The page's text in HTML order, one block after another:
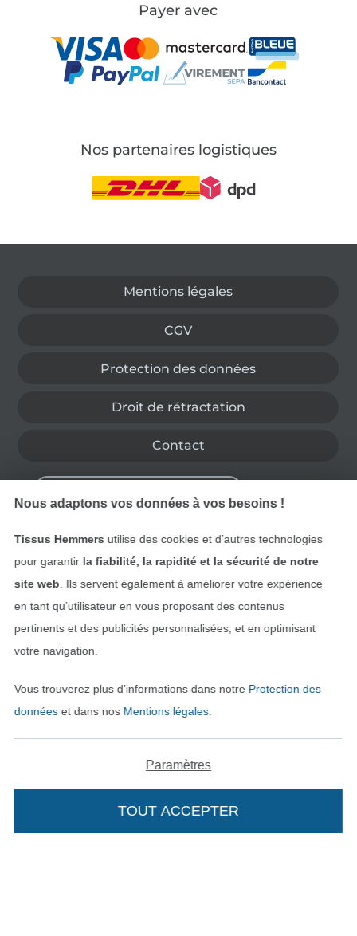
Payer avec
Nos partenaires logistiques
Mentions légales
CGV
Protection des données
Droit de rétractation
Contact
Trouvez plus d’idées
Deutsch
Nederlands
Passer à la boutique
Nous adaptons vos données à vos besoins !
Tissus Hemmers utilise des cookies et d’autres technologies
pour garantir la fiabilité, la rapidité et la sécurité de notre
site web . Ils servent également à améliorer votre expérience
en tant qu’utilisateur en vous proposant des contenus
pertinents et des publicités personnalisées, et en optimisant
votre navigation.
Vous trouverez plus d’informations dans notre Protection des
donnéeset dans nos Mentions légales.
Paramètres
TOUT ACCEPTER